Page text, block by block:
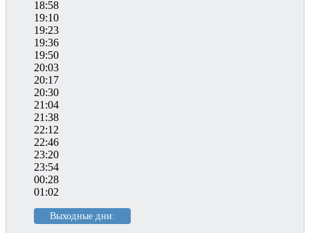
18:58
19:10
19:23
19:36
19:50
20:03
20:17
20:30
21:04
21:38
22:12
22:46
23:20
23:54
00:28
01:02
Выходные дни: